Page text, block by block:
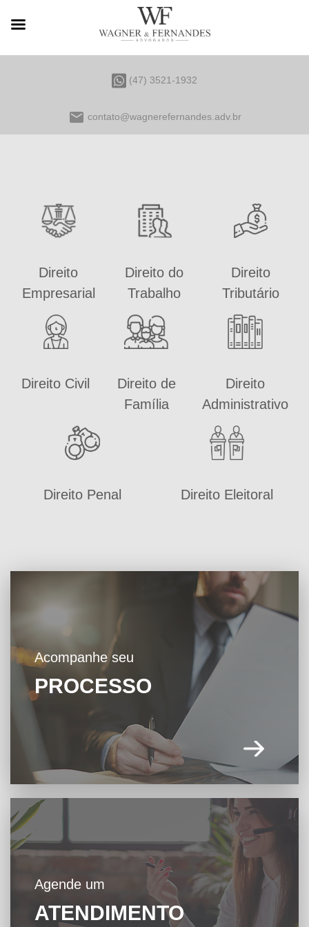
(47) 3521-1932
email contato@wagnerefernandes.adv.br
Direito
Empresarial
Direito do
Trabalho
Direito
Tributário
Direito Civil
Direito de
Família
Direito
Administrativo
Direito Penal Direito Eleitoral
Acompanhe seu
PROCESSO
Agende um
ATENDIMENTO